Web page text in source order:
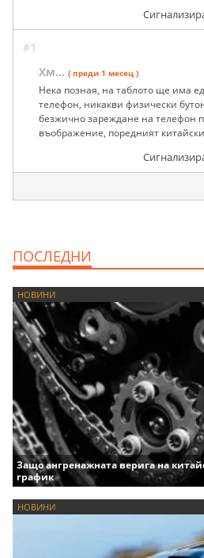
#1
Хм... ( преди 1 месец )
Нека позная, на таблото ще има
телефон, никакви физически
безжично зареждане на телефон
въображение, поредният
ПОСЛЕДНИ
НОВИНИ
Защо ангренажната верига на
график
НОВИНИ